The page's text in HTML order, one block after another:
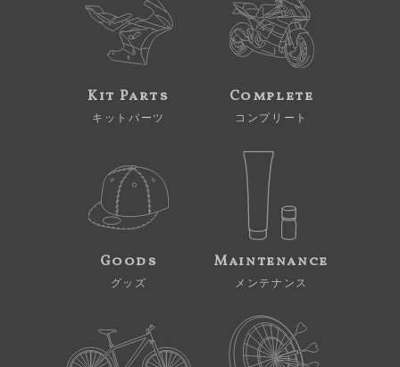
Kit Parts
キットパーツ
Complete
コンプリート
Goods
グッズ
Maintenance
メンテナンス